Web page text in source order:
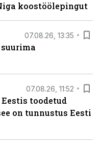
koostöölepingut
07.08.26, 13:35
07.08.26, 11:52
toodetud
on tunnustus Eesti